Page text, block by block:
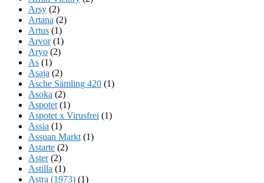
Arsy (2)
Artana (2)
Artus (1)
Arvor(1)
Aryo (2)
As (1)
Asaja (2)
Asche Sämling 420 (1)
Asoka (2)
Aspotet (1)
Aspotet x Virusfrei (1)
Assia (1)
Assuan Markt (1)
Astarte (2)
Aster(2)
Astilla (1)
Astra (1973) (1)